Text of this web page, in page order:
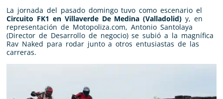
La jornada del pasado domingo tuvo como escenario el
Circuito FK1 en Villaverde De Medina (Valladolid) y, en
representación de Motopoliza.com, Antonio Santolaya
(Director de Desarrollo de negocio) se subió a la magnífica
Rav Naked para rodar junto a otros entusiastas de las
carreras.